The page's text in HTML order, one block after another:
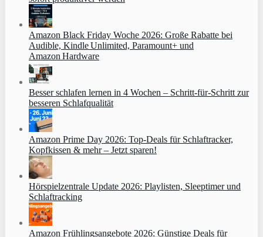
Amazon Black Friday Woche 2026: Große Rabatte bei
Audible, Kindle Unlimited, Paramount+ und
Amazon Hardware
Besser schlafen lernen in 4 Wochen – Schritt‑für‑Schritt zur
besseren Schlafqualität
Amazon Prime Day 2026: Top-Deals für Schlaftracker,
Kopfkissen & mehr – Jetzt sparen!
Hörspielzentrale Update 2026: Playlisten, Sleeptimer und
Schlaftracking
Amazon Frühlingsangebote 2026: Günstige Deals für